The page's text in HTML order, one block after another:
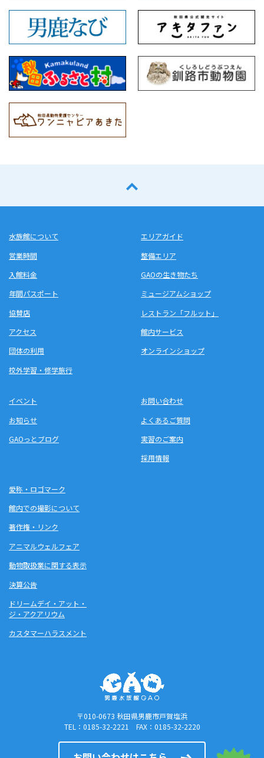
水族館について
営業時間
入館料金
年間パスポート
協賛店
アクセス
団体の利用
校外学習・修学旅行
エリアガイド
整備エリア
GAOの生き物たち
ミュージアムショップ
レストラン「フルット」
館内サービス
オンラインショップ
イベント
お知らせ
GAOっとブログ
お問い合わせ
よくあるご質問
実習のご案内
採用情報
愛称・ロゴマーク
館内での撮影について
著作権・リンク
アニマルウェルフェア
動物取扱業に関する表示
決算公告
ドリームデイ・アット・
ジ・アクアリウム
カスタマーハラスメント
〒010-0673 秋田県男鹿市戸賀塩浜
TEL：0185-32-2221 FAX：0185-32-2220